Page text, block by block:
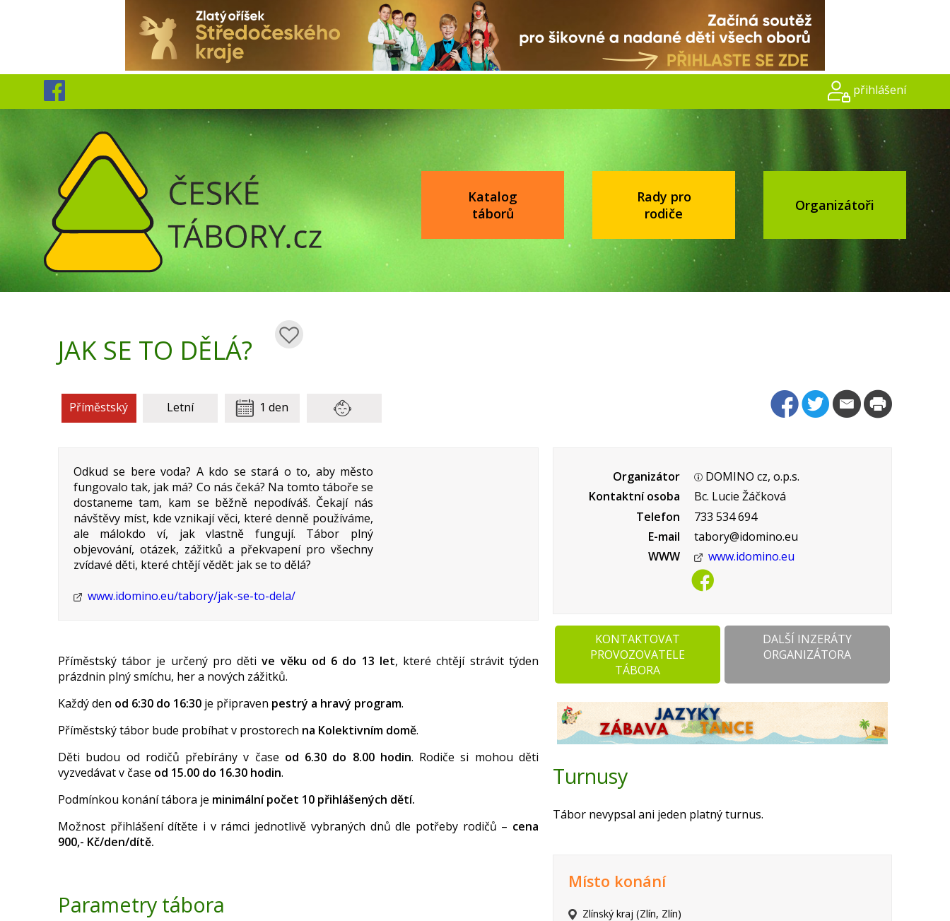
přihlášení
Katalog
táborů
Rady pro
rodiče
Organizátoři
JAK SE TO DĚLÁ?
Příměstský Letní 1 den
Odkud se bere voda? A kdo se stará o to, aby město
fungovalo tak, jak má? Co nás čeká? Na tomto táboře se
dostaneme tam, kam se běžně nepodíváš. Čekají nás
návštěvy míst, kde vznikají věci, které denně používáme,
ale málokdo ví, jak vlastně fungují. Tábor plný
objevování, otázek, zážitků a překvapení pro všechny
zvídavé děti, které chtějí vědět: jak se to dělá?
www.idomino.eu/tabory/jak-se-to-dela/
Příměstský tábor je určený pro dětive věku od 6 do 13 let, které chtějí strávit týden
prázdnin plný smíchu, her a nových zážitků.
Každý den od 6:30 do 16:30 je připraven pestrý a hravý program.
Příměstský tábor bude probíhat v prostorech na Kolektivním domě.
Děti budou od rodičů přebírány v čase od 6.30 do 8.00 hodin. Rodiče si mohou děti
vyzvedávat v čase od 15.00 do 16.30 hodin.
Podmínkou konání tábora je minimální počet 10 přihlášených dětí.
Možnost přihlášení dítěte i v rámci jednotlivě vybraných dnů dle potřeby rodičů – cena
900,- Kč/den/dítě.
Parametry tábora
Organizátor
DOMINO cz, o.p.s.
Kontaktní osoba
Bc. Lucie Žáčková
Telefon
733 534 694
E-mail
tabory@idomino.eu
WWW
www.idomino.eu
KONTAKTOVAT
PROVOZOVATELE
TÁBORA
DALŠÍ INZERÁTY
ORGANIZÁTORA
Turnusy
Tábor nevypsal ani jeden platný turnus.
Místo konání
Zlínský kraj (Zlín, Zlín)